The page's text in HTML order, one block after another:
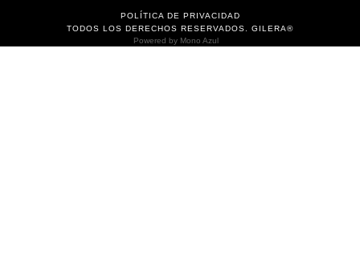
POLÍTICA DE PRIVACIDAD
TODOS LOS DERECHOS RESERVADOS. GILERA®
Powered by Mono Azul